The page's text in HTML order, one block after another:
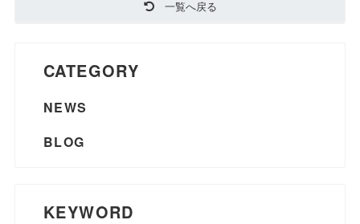
一覧へ戻る
CATEGORY
NEWS
BLOG
KEYWORD